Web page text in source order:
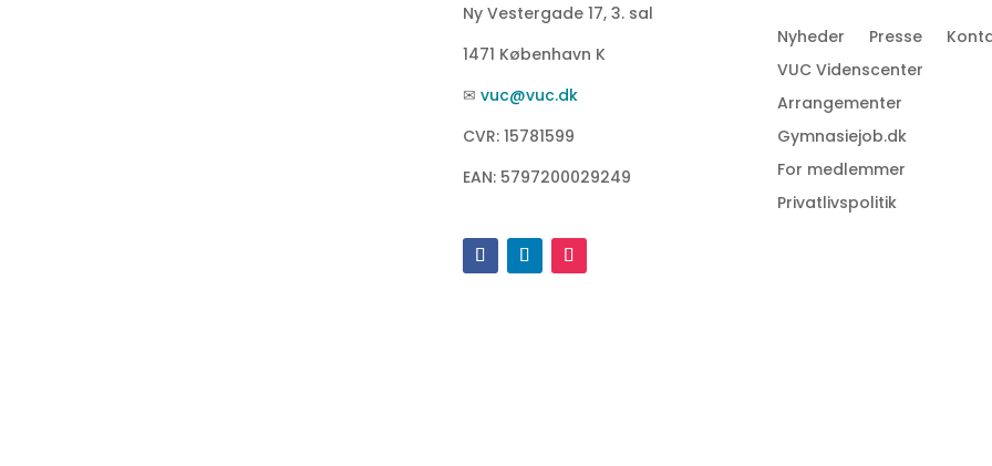
Ny Vestergade 17, 3. sal
1471 København K
✉ vuc@vuc.dk
CVR: 15781599
EAN: 5797200029249
Nyheder Presse
VUC Videnscenter
Arrangementer
Gymnasiejob.dk
For medlemmer
Privatlivspolitik